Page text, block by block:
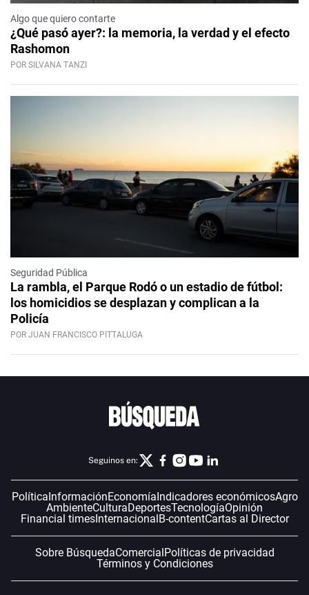
Algo que quiero contarte
¿Qué pasó ayer?: la memoria, la verdad y el efecto
Rashomon
POR SILVANA TANZI
Seguridad Pública
La rambla, el Parque Rodó o un estadio de fútbol:
los homicidios se desplazan y complican a la
Policía
POR JUAN FRANCISCO PITTALUGA
Seguinos en:
Política InformaciónEconomía Indicadores económicosAgro
AmbienteCulturaDeportesTecnologíaOpinión
Financial timesInternacional B-contentCartas al Director
Sobre BúsquedaComercial Políticas de privacidad
Términos y Condiciones